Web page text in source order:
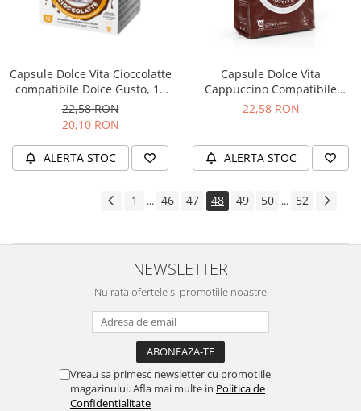
Capsule Dolce Vita Cioccolatte
compatibile Dolce Gusto, 12
buc
22,58 RON
20,10 RON
ALERTA STOC
Capsule Dolce Vita
Cappuccino Compatibile
Dolce Gusto, 16 buc
22,58 RON
ALERTA STOC
1 ... 46 47 48 49 50 ... 52
NEWSLETTER
Nu rata ofertele si promotiile noastre
Vreau sa primesc newsletter cu promotiile
magazinului. Afla mai multe in Politica de
Confidentialitate